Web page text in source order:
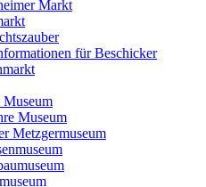
Markt
für Beschicker
Museum
Museum
Metzgermuseum